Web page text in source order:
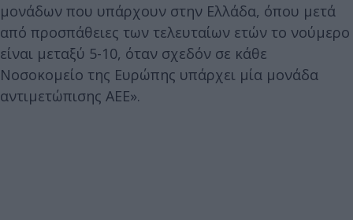
μονάδων που υπάρχουν στην Ελλάδα, όπου μετά
από προσπάθειες των τελευταίων ετών το νούμερο
είναι μεταξύ 5-10, όταν σχεδόν σε κάθε
Νοσοκομείο της Ευρώπης υπάρχει μία μονάδα
αντιμετώπισης ΑΕΕ».